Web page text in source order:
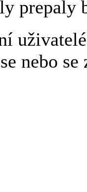
prepaly
nebo